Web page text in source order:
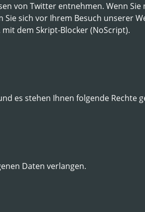
von Twitter entnehmen. Wenn
sich vor Ihrem Besuch unserer
dem Skript-Blocker (NoScript).
es stehen Ihnen folgende Rechte
Daten verlangen.